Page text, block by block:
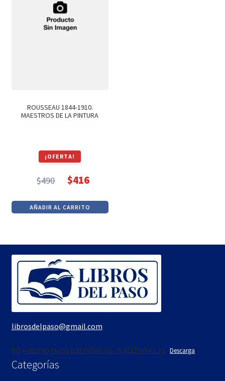
ROUSSEAU 1844-1910.
MAESTROS DE LA PINTURA
¡OFERTA!
$490
precio
original
$416
precio
actual
AÑADIR AL CARRITO
librosdelpaso@gmail.com
INT-A-002 FAQ PAGOS ELECTRÓNICOS - PLACETOPAY 1 2 1 Descarga
Categorías